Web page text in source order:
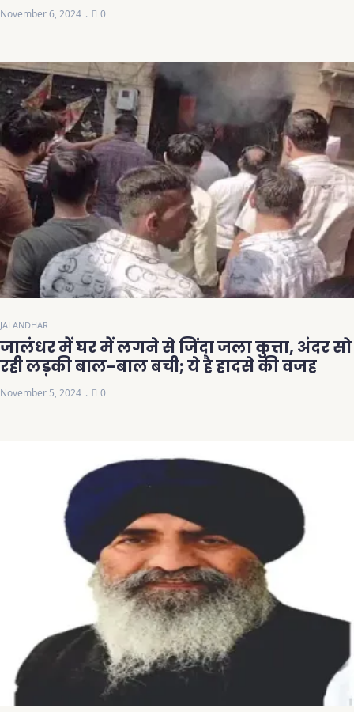
November 6, 2024 0
JALANDHAR
जालंधर में घर में लगने से जिंदा जला कुत्ता, अंदर सो
रही लड़की बाल-बाल बची; ये है हादसे की वजह
November 5, 2024 0